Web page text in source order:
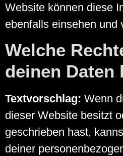
Website können diese
ebenfalls einsehen und
Welche
deinen Daten
Textvorschlag: Wenn
dieser Website besitzt
geschrieben hast,
deiner